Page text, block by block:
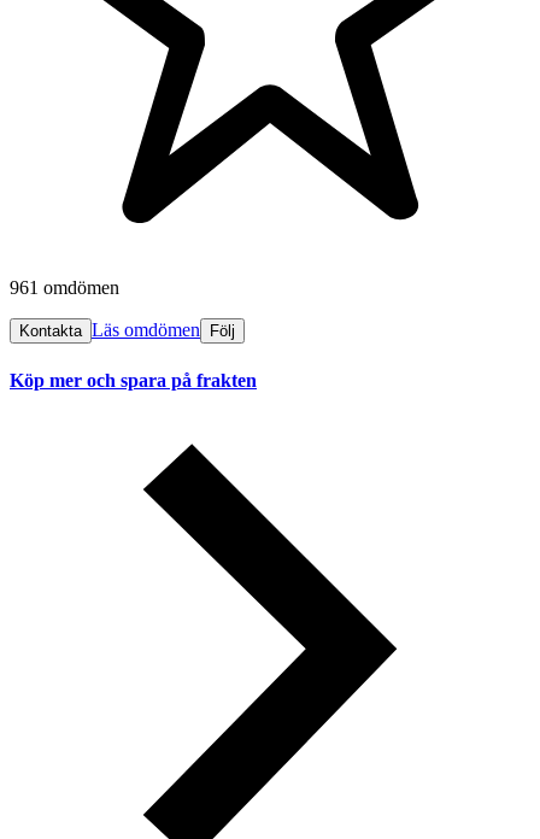
961 omdömen
Kontakta Läs omdömen Följ
Köp mer och spara på frakten